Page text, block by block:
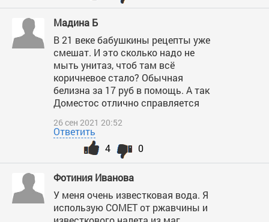
Мадина Б
В 21 веке бабушкины рецепты уже
смешат. И это сколько надо не
мыть унитаз, чтоб там всё
коричневое стало? Обычная
белизна за 17 руб в помощь. А так
Доместос отлично справляется
26 сен 2021 20:52
Ответить
0
4
Фотиния Иванова
У меня очень известковая вода. Я
использую COMET от ржавчины и